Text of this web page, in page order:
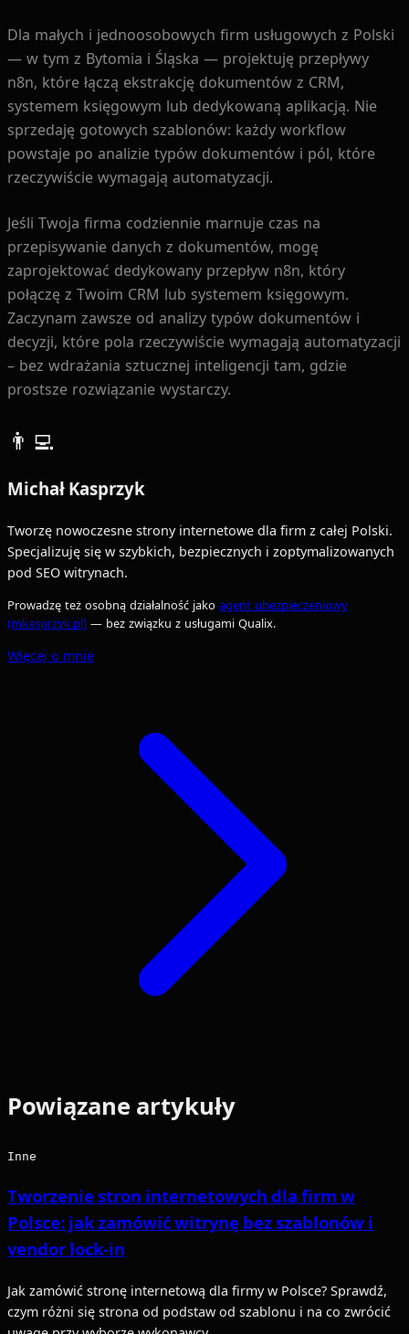
Dla małych i jednoosobowych firm usługowych z Polski
— w tym z Bytomia i Śląska — projektuję przepływy
n8n, które łączą ekstrakcję dokumentów z CRM,
systemem księgowym lub dedykowaną aplikacją. Nie
sprzedaję gotowych szablonów: każdy workflow
powstaje po analizie typów dokumentów i pól, które
rzeczywiście wymagają automatyzacji.
Jeśli Twoja firma codziennie marnuje czas na
przepisywanie danych z dokumentów, mogę
zaprojektować dedykowany przepływ n8n, który
połączę z Twoim CRM lub systemem księgowym.
Zaczynam zawsze od analizy typów dokumentów i
decyzji, które pola rzeczywiście wymagają automatyzacji
– bez wdrażania sztucznej inteligencji tam, gdzie
prostsze rozwiązanie wystarczy.
👨‍💻
Michał Kasprzyk
Tworzę nowoczesne strony internetowe dla firm z całej Polski.
Specjalizuję się w szybkich, bezpiecznych i zoptymalizowanych
pod SEO witrynach.
Prowadzę też osobną działalność jako agent ubezpieczeniowy
(mkasprzyk.pl) — bez związku z usługami Qualix.
Więcej o mnie
Powiązane artykuły
Inne
Tworzenie stron internetowych dla firm w
Polsce: jak zamówić witrynę bez szablonów i
vendor lock-in
Jak zamówić stronę internetową dla firmy w Polsce? Sprawdź,
czym różni się strona od podstaw od szablonu i na co zwrócić